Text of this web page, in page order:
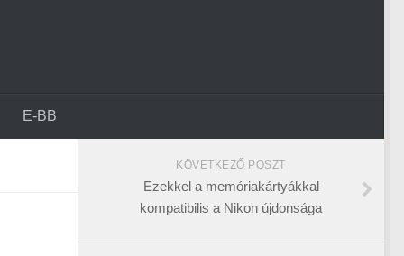
E-BB
KÖVETKEZŐ POSZT
Ezekkel a memóriakártyákkal
kompatibilis a Nikon újdonsága